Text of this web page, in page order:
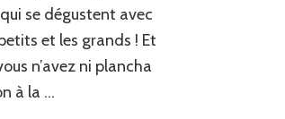
se dégustent avec
et les grands ! Et
n’avez ni plancha
à la …